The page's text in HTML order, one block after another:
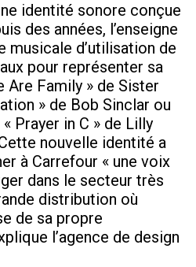
identité sonore conçue
des années, l’enseigne
musicale d’utilisation de
pour représenter sa
Are Family » de Sister
» de Bob Sinclar ou
Prayer in C » de Lilly
nouvelle identité a
à Carrefour « une voix
dans le secteur très
distribution où
de sa propre
l’agence de design